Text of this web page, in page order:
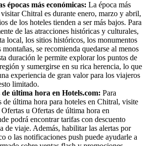
épocas más económicas: La época más
Chitral es durante enero, marzo y abril,
de los hoteles tienden a ser más bajos. Para
de las atracciones históricas y culturales,
local, los sitios históricos, los monumentos
montañas, se recomienda quedarse al menos
duración le permite explorar los puntos de
y sumergirse en su rica herencia, lo que
experiencia de gran valor para los viajeros
limitado.
última hora en Hotels.com: Para
de última hora para hoteles en Chitral, visite
Ofertas u Ofertas de última hora en
podrá encontrar tarifas con descuento
de viaje. Además, habilitar las alertas por
o las notificaciones push puede ayudarle a